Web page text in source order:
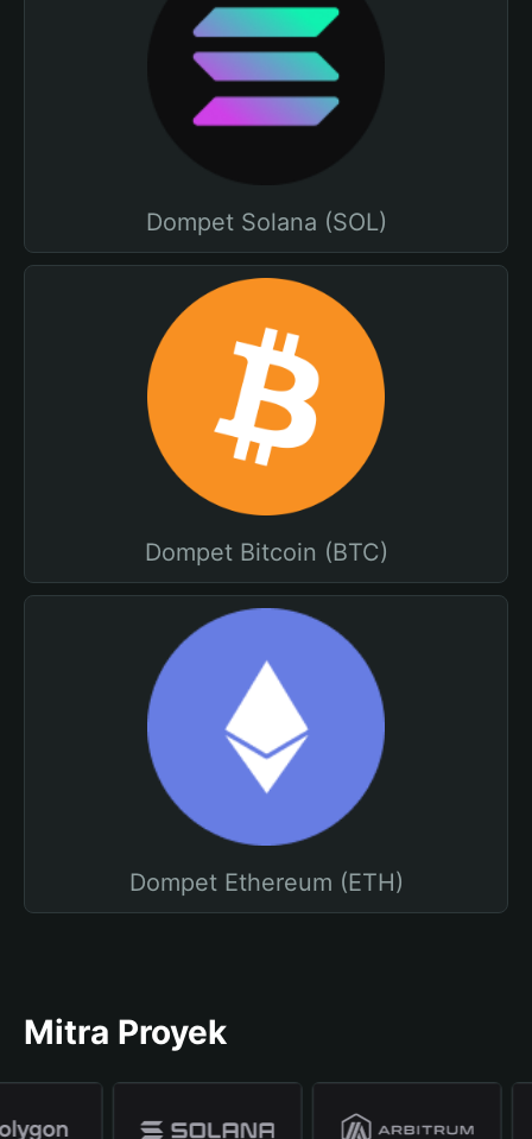
Dompet Solana (SOL)
Dompet Bitcoin (BTC)
Dompet Ethereum (ETH)
Mitra Proyek